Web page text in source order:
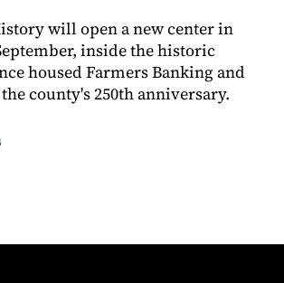
will open a new center in
inside the historic
housed Farmers Banking and
county's 250th anniversary.